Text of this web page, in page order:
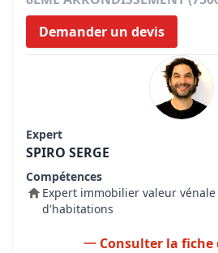
Demander un devis
Expert
SPIRO SERGE
Compétences
Expert immobilier valeur
d'habitations
Consulter la fiche